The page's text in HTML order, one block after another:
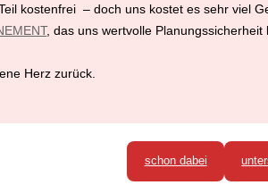
kostenfrei – doch uns kostet es sehr viel
, das uns wertvolle Planungssicherheit
Herz zurück.
schon dabei